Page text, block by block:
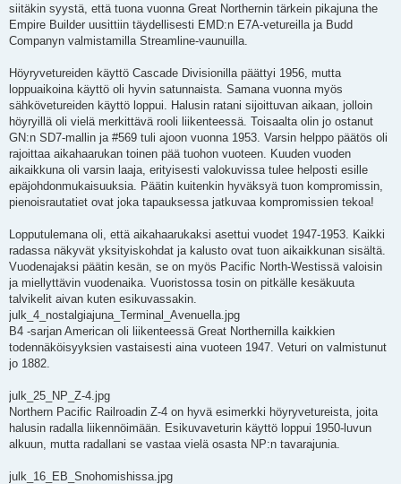
siitäkin syystä, että tuona vuonna Great Northernin tärkein pikajuna the
Empire Builder uusittiin täydellisesti EMD:n E7A-vetureilla ja Budd
Companyn valmistamilla Streamline-vaunuilla.
Höyryvetureiden käyttö Cascade Divisionilla päättyi 1956, mutta
loppuaikoina käyttö oli hyvin satunnaista. Samana vuonna myös
sähkövetureiden käyttö loppui. Halusin ratani sijoittuvan aikaan, jolloin
höyryillä oli vielä merkittävä rooli liikenteessä. Toisaalta olin jo ostanut
GN:n SD7-mallin ja #569 tuli ajoon vuonna 1953. Varsin helppo päätös oli
rajoittaa aikahaarukan toinen pää tuohon vuoteen. Kuuden vuoden
aikaikkuna oli varsin laaja, erityisesti valokuvissa tulee helposti esille
epäjohdonmukaisuuksia. Päätin kuitenkin hyväksyä tuon kompromissin,
pienoisrautatiet ovat joka tapauksessa jatkuvaa kompromissien tekoa!
Lopputulemana oli, että aikahaarukaksi asettui vuodet 1947-1953. Kaikki
radassa näkyvät yksityiskohdat ja kalusto ovat tuon aikaikkunan sisältä.
Vuodenajaksi päätin kesän, se on myös Pacific North-Westissä valoisin
ja miellyttävin vuodenaika. Vuoristossa tosin on pitkälle kesäkuuta
talvikelit aivan kuten esikuvassakin.
julk_4_nostalgiajuna_Terminal_Avenuella.jpg
B4 -sarjan American oli liikenteessä Great Northernilla kaikkien
todennäköisyyksien vastaisesti aina vuoteen 1947. Veturi on valmistunut
jo 1882.
julk_25_NP_Z-4.jpg
Northern Pacific Railroadin Z-4 on hyvä esimerkki höyryvetureista, joita
halusin radalla liikennöimään. Esikuvaveturin käyttö loppui 1950-luvun
alkuun, mutta radallani se vastaa vielä osasta NP:n tavarajunia.
julk_16_EB_Snohomishissa.jpg